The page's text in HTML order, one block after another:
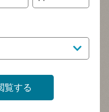
帆船の前のほうにある帆のこ
でになく真剣だった。バー
せる。
習わなければ。長年、わたし
ったら引退するつもりです。
覧する